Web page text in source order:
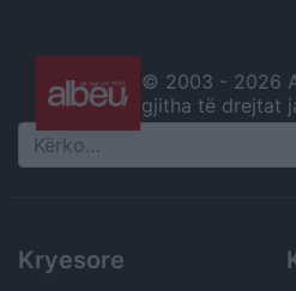
© 2003 - 2026
gjitha të drejtat
Search
Kryesore